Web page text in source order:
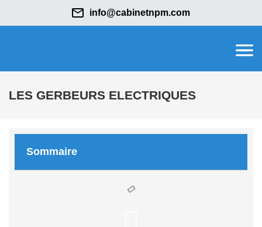
info@cabinetnpm.com
LES GERBEURS ELECTRIQUES
Sommaire